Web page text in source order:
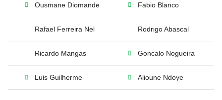
Ousmane Diomande Fabio Blanco
Rafael Ferreira Nel Rodrigo Abascal
Ricardo Mangas Goncalo Nogueira
Luis Guilherme Alioune Ndoye